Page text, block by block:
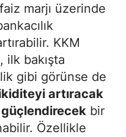
marjı üzerinde
KKM
ilk bakışta
gibi görünse de
artıracak
güçlendirecek bir
Özellikle